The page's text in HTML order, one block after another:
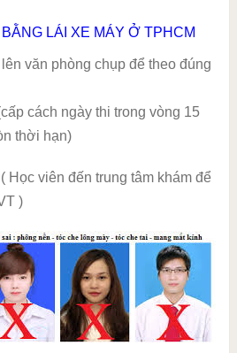
LÁI XE MÁY Ở TPHCM
văn phòng chụp để theo đúng
cách ngày thi trong vòng 15
thời hạn)
Học viên đến trung tâm khám để
)